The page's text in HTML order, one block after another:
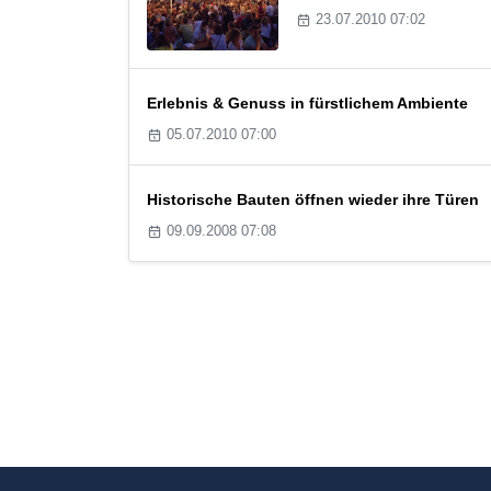
23.07.2010 07:02
Erlebnis & Genuss in fürstlichem Ambiente
05.07.2010 07:00
Historische Bauten öffnen wieder ihre Türen
09.09.2008 07:08